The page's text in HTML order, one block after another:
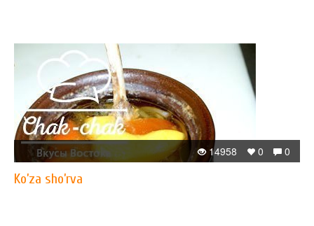
0
0
14958
Ko’za sho’rva